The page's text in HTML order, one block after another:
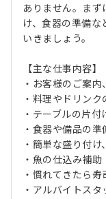
ありません。ま
け、食器の準備な
いきましょう。
【主な仕事内容】
・お客様のご案
・料理やドリンク
・テーブルの片付
・食器や備品の準
・簡単な盛り付け
・魚の仕込み補助
・慣れてきたら
・アルバイトス